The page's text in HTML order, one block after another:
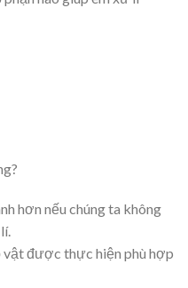
hơn nếu chúng ta không
vật được thực hiện phù hợp